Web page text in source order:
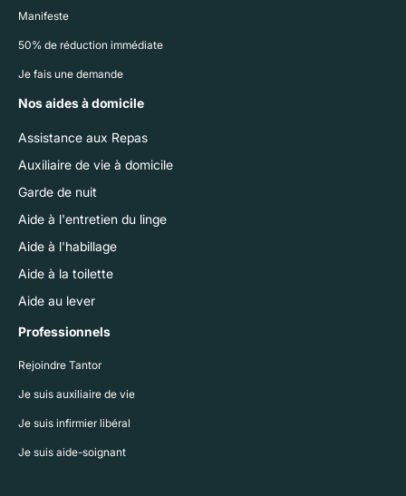
Manifeste
50% de réduction immédiate
Je fais une demande
Nos aides à domicile
Assistance aux Repas
Auxiliaire de vie à domicile
Garde de nuit
Aide à l'entretien du linge
Aide à l'habillage
Aide à la toilette
Aide au lever
Professionnels
Rejoindre Tantor
Je suis auxiliaire de vie
Je suis infirmier libéral
Je suis aide-soignant